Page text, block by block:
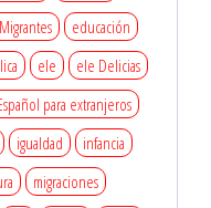
educación
ele
ele Delicias
para extranjeros
igualdad
infancia
migraciones